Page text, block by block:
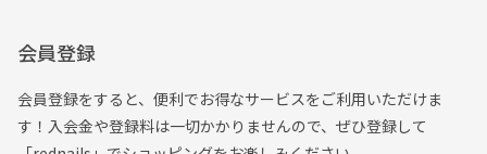
会員登録
会員登録をすると、便利でお得なサービスをご利用いただけま
す！入会金や登録料は一切かかりませんので、ぜひ登録して